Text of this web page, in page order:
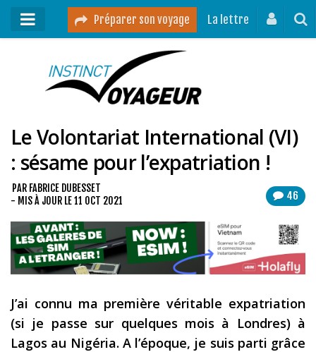
Préparer son voyage La lettre
Mon podcast
Destinations
Mes ressources pour voyager
Guides voyages
Contact
Mon journal de bord sur Instagram
Blog voyage
Les derniers articles
Le Volontariat International (VI)
: sésame pour l’expatriation !
46
PAR FABRICE DUBESSET
- MIS À JOUR LE11 OCT 2021
J’ai connu ma première véritable expatriation
(si je passe sur quelques mois à Londres) à
Lagos au Nigéria. A l’époque, je suis parti grâce